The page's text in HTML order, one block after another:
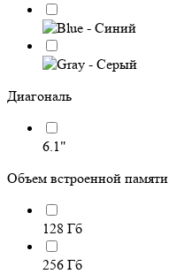
Диагональ
6.1"
Объем встроенной памяти
128 Гб
256 Гб